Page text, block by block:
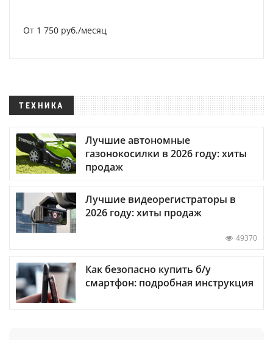
От 1 750 руб./месяц
ТЕХНИКА
Лучшие автономные
газонокосилки в 2026 году: хиты
продаж
Лучшие видеорегистраторы в
2026 году: хиты продаж
49370
Как безопасно купить б/у
смартфон: подробная инструкция